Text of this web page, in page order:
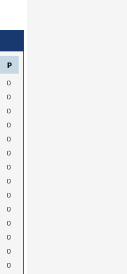
P
0
0
0
0
0
0
0
0
0
0
0
0
0
0